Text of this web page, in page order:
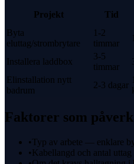
Projekt Tid
Byta
eluttag/strombrytare
1-2
timmar
Installera laddbox
3-5
timmar
Elinstallation nytt
badrum
2-3 dagar
Faktorer som
•Typ av arbete — enklare
• Kabellangd och antal uttag